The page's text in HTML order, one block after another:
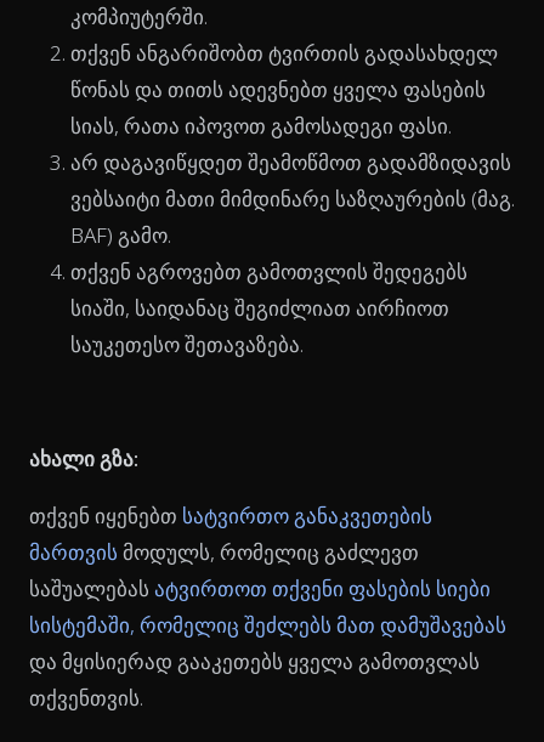
კომპიუტერში.
თქვენ ანგარიშობთ ტვირთის გადასახდელ
წონას და თითს ადევნებთ ყველა ფასების
სიას, რათა იპოვოთ გამოსადეგი ფასი.
არ დაგავიწყდეთ შეამოწმოთ გადამზიდავის
ვებსაიტი მათი მიმდინარე საზღაურების (მაგ.
BAF) გამო.
თქვენ აგროვებთ გამოთვლის შედეგებს
სიაში, საიდანაც შეგიძლიათ აირჩიოთ
საუკეთესო შეთავაზება.
ახალი გზა:
თქვენ იყენებთ სატვირთო განაკვეთების
მართვის მოდულს, რომელიც გაძლევთ
საშუალებას ატვირთოთ თქვენი ფასების სიები
სისტემაში, რომელიც შეძლებს მათ დამუშავებას
და მყისიერად გააკეთებს ყველა გამოთვლას
თქვენთვის.